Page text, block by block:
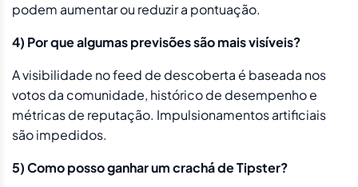
podem aumentar ou reduzir a pontuação.
4) Por que algumas previsões são mais visíveis?
A visibilidade no feed de descoberta é baseada nos
votos da comunidade, histórico de desempenho e
métricas de reputação. Impulsionamentos artificiais
são impedidos.
5) Como posso ganhar um crachá de Tipster?